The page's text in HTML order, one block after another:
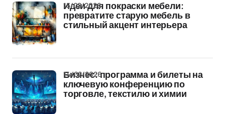
Идеи для покраски мебели:
превратите старую мебель в
стильный акцент интерьера
15/02/2026
Бизнес: программа и билеты на
ключевую конференцию по
торговле, текстилю и химии
14/02/2026